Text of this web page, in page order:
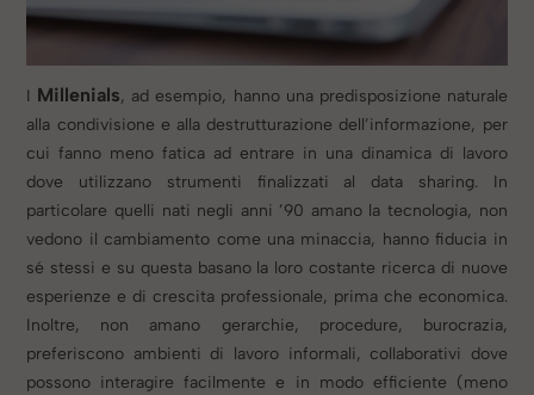
I Millenials, ad esempio, hanno una predisposizione naturale
alla condivisione e alla destrutturazione dell’informazione, per
cui fanno meno fatica ad entrare in una dinamica di lavoro
dove utilizzano strumenti finalizzati al data sharing. In
particolare quelli nati negli anni ’90 amano la tecnologia, non
vedono il cambiamento come una minaccia, hanno fiducia in
sé stessi e su questa basano la loro costante ricerca di nuove
esperienze e di crescita professionale, prima che economica.
Inoltre, non amano gerarchie, procedure, burocrazia,
preferiscono ambienti di lavoro informali, collaborativi dove
possono interagire facilmente e in modo efficiente (meno